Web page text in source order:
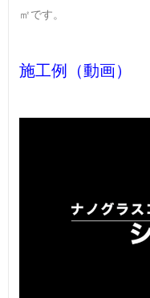
㎡です。
施工例（動画）